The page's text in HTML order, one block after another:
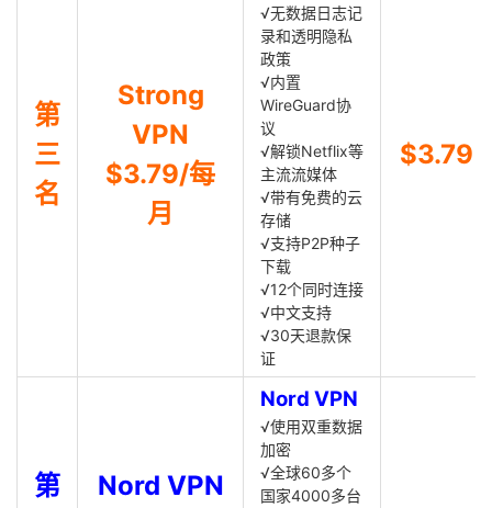
第
三
名
Strong
VPN
$3.79/每
月
√无数据日志记
录和透明隐私
政策
√内置
WireGuard协
议
√解锁Netflix等
主流流媒体
√带有免费的云
存储
√支持P2P种子
下载
√12个同时连接
√中文支持
√30天退款保
证
$3.79
第
Nord VPN
Nord VPN
√使用双重数据
加密
√全球60多个
国家4000多台